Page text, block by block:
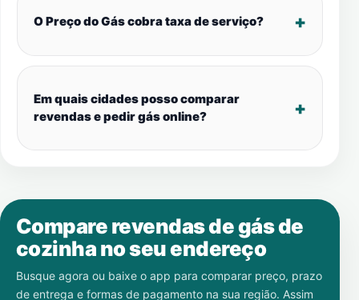
O Preço do Gás cobra taxa de serviço?
Em quais cidades posso comparar
revendas e pedir gás online?
Compare revendas de gás de
cozinha no seu endereço
Busque agora ou baixe o app para comparar preço, prazo
de entrega e formas de pagamento na sua região. Assim